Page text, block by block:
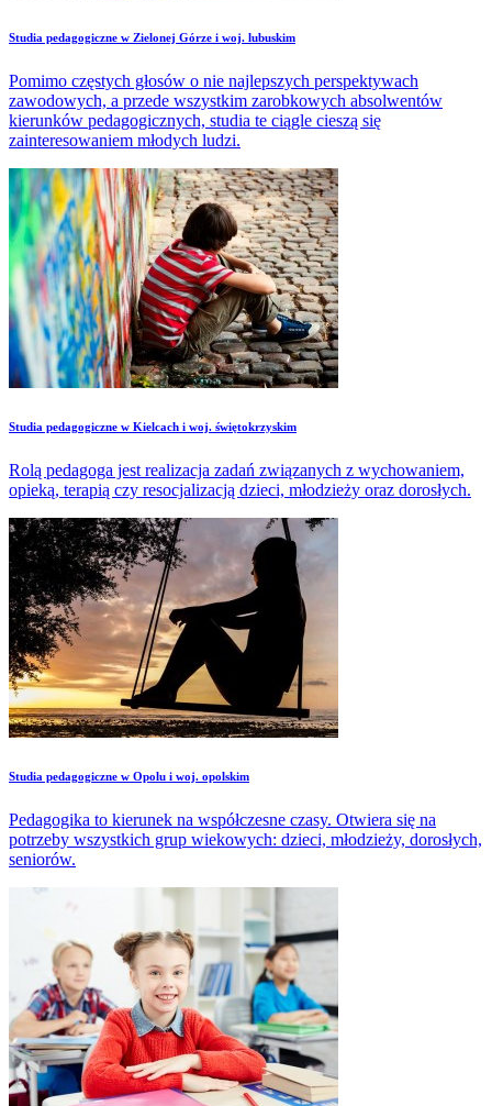
Studia pedagogiczne w Zielonej Górze i woj. lubuskim
Pomimo częstych głosów o nie najlepszych perspektywach
zawodowych, a przede wszystkim zarobkowych absolwentów
kierunków pedagogicznych, studia te ciągle cieszą się
zainteresowaniem młodych ludzi.
Studia pedagogiczne w Kielcach i woj. świętokrzyskim
Rolą pedagoga jest realizacja zadań związanych z wychowaniem,
opieką, terapią czy resocjalizacją dzieci, młodzieży oraz dorosłych.
Studia pedagogiczne w Opolu i woj. opolskim
Pedagogika to kierunek na współczesne czasy. Otwiera się na
potrzeby wszystkich grup wiekowych: dzieci, młodzieży, dorosłych,
seniorów.